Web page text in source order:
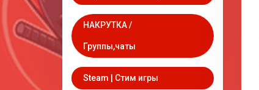
НАКРУТКА /
Группы,чаты
Steam | Стим игры